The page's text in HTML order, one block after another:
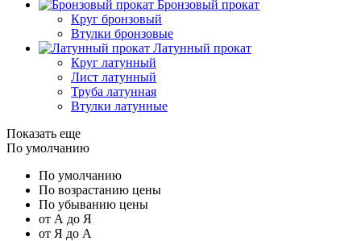
Бронзовый прокат
Круг бронзовый
Втулки бронзовые
Латунный прокат
Круг латунный
Лист латунный
Труба латунная
Втулки латунные
Показать еще
По умолчанию
По умолчанию
По возрастанию цены
По убыванию цены
от А до Я
от Я до А